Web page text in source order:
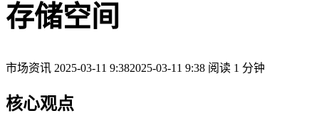
存储空间
市场资讯 2025-03-11 9:382025-03-11 9:38 阅读 1 分钟
核心观点